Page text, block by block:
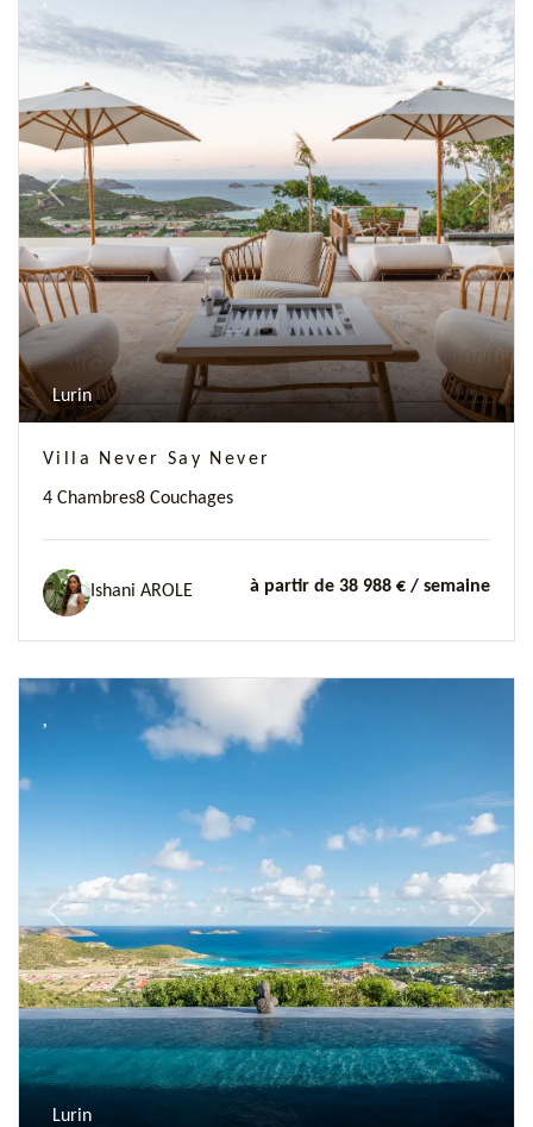
Previous Next
Lurin
Villa Never Say Never
4 Chambres8 Couchages
Ishani AROLE à partir de 38 988 € / semaine
Previous Next
Lurin